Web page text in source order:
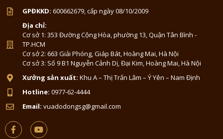
GPĐKKD: 600662679, cấp ngày 08/10/2009
Địa chỉ:
Cơ sở 1: 353 Đường Cộng Hòa, phường 13, Quận Tân Bình -
TP.HCM
Cơ sở 2: 663 Giải Phóng, Giáp Bát, Hoàng Mai, Hà Nội
Cơ sở 3: Số 9 B1 Nguyễn Cảnh Dị, Đại Kim, Hoàng Mai, Hà Nội
Xưởng sản xuất: Khu A – Thị Trấn Lâm – Ý Yên – Nam Định
Hotline: 0977-62-4444
Email: vuadodongsg@gmail.com